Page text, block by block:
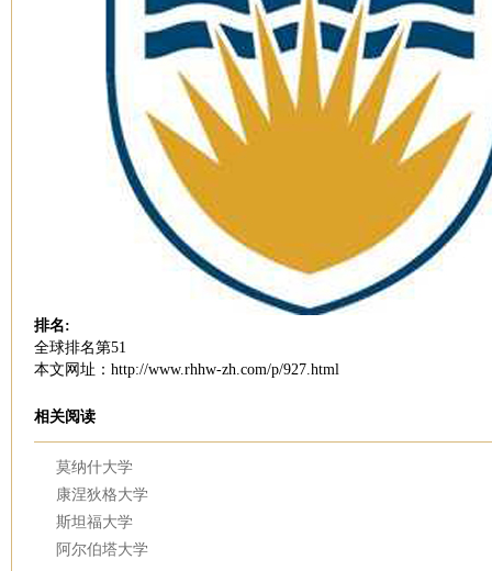
排名:
全球排名第51
本文网址：http://www.rhhw-zh.com/p/927.html
相关阅读
莫纳什大学
康涅狄格大学
斯坦福大学
阿尔伯塔大学